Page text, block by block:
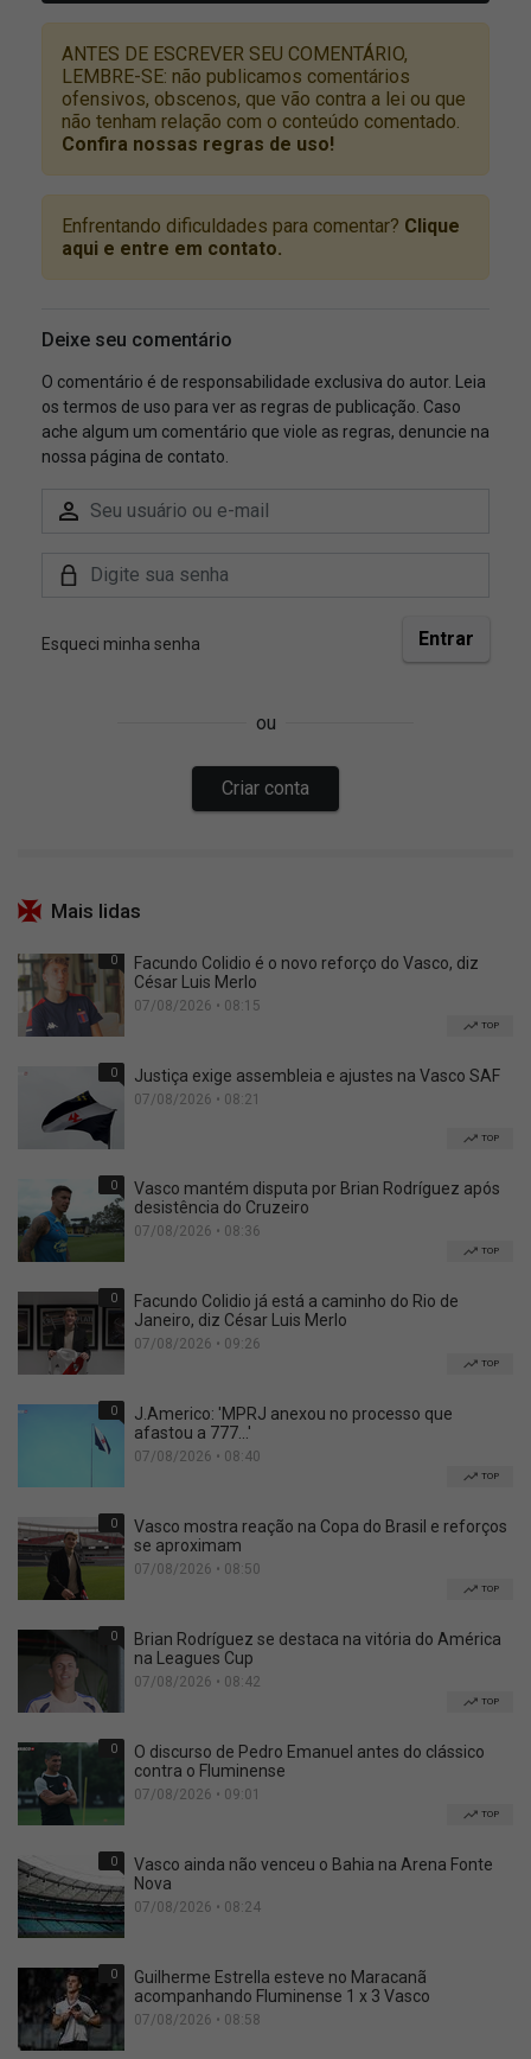
Mais lidas
0
Facundo Colidio é o novo reforço do Vasco, diz
César Luis Merlo
07/08/2026 • 08:15
TOP
0 Justiça exige assembleia e ajustes na Vasco SAF
07/08/2026 • 08:21
TOP
0
Vasco mantém disputa por Brian Rodríguez após
desistência do Cruzeiro
07/08/2026 • 08:36
TOP
0
Facundo Colidio já está a caminho do Rio de
Janeiro, diz César Luis Merlo
07/08/2026 • 09:26
TOP
0
J.Americo: 'MPRJ anexou no processo que
afastou a 777...'
07/08/2026 • 08:40
TOP
0
Vasco mostra reação na Copa do Brasil e reforços
se aproximam
07/08/2026 • 08:50
TOP
0
Brian Rodríguez se destaca na vitória do América
na Leagues Cup
07/08/2026 • 08:42
TOP
0
O discurso de Pedro Emanuel antes do clássico
contra o Fluminense
07/08/2026 • 09:01
TOP
0
Vasco ainda não venceu o Bahia na Arena Fonte
Nova
07/08/2026 • 08:24
0
Guilherme Estrella esteve no Maracanã
acompanhando Fluminense 1 x 3 Vasco
07/08/2026 • 08:58